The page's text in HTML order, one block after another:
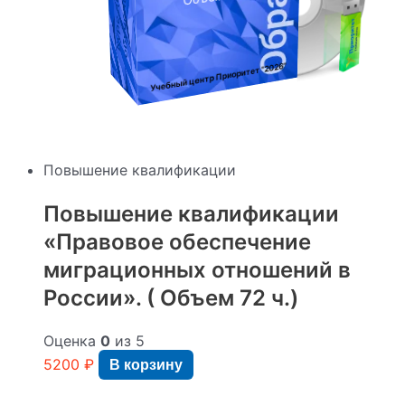
Учебный центр Приоритет"2026"
:
Повышение квалификации
Повышение квалификации
«Правовое обеспечение
миграционных отношений в
России». ( Объем 72 ч.)
Оценка 0 из 5
5200 ₽ В корзину